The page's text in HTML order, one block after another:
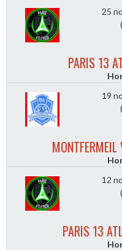
25
PARIS 13
19
12
PARIS 13